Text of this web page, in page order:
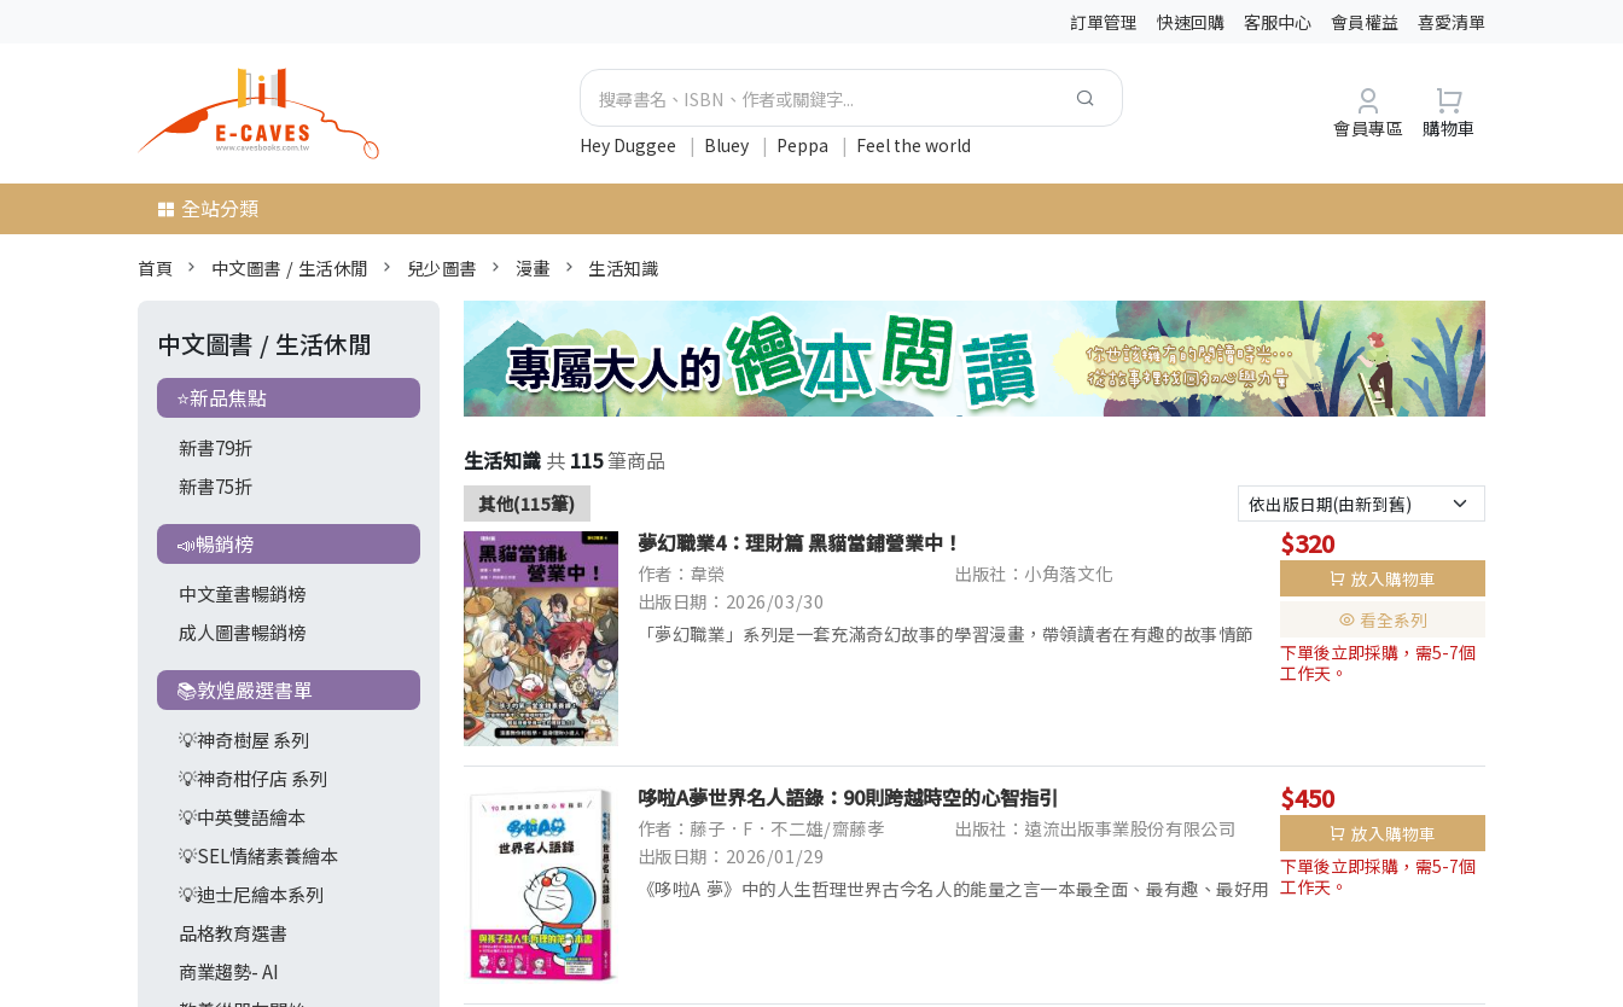
訂單管理 快速回購 客服中心 會員權益 喜愛清單
Hey Duggee | Bluey | Peppa | Feel the world
會員專區 購物車
全站分類
首頁 中文圖書 / 生活休閒 兒少圖書 漫畫 生活知識
中文圖書 / 生活休閒
⭐新品焦點
新書79折
新書75折
📣暢銷榜
中文童書暢銷榜
成人圖書暢銷榜
📚敦煌嚴選書單
💡神奇樹屋 系列
💡神奇柑仔店 系列
💡中英雙語繪本
💡SEL情緒素養繪本
💡迪士尼繪本系列
品格教育選書
商業趨勢- AI
生活知識 共 115筆商品
其他(115筆)
夢幻職業4：理財篇 黑貓當鋪營業中！
作者：韋榮
出版社：小角落文化
出版日期：2026/03/30
「夢幻職業」系列是一套充滿奇幻故事的學習漫畫，帶領讀者在有趣的故事情節
$320
放入購物車
看全系列
下單後立即採購，需5-7個
工作天。
哆啦A夢世界名人語錄：90則跨越時空的心智指引
作者：藤子．F．不二雄/齋藤孝
出版社：遠流出版事業股份有限公司
出版日期：2026/01/29
《哆啦A 夢》中的人生哲理世界古今名人的能量之言一本最全面、最有趣、最好用
$450
放入購物車
下單後立即採購，需5-7個
工作天。